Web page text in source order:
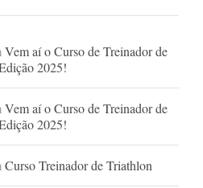
Vem aí o Curso de Treinador de
2025!
Vem aí o Curso de Treinador de
2025!
Curso Treinador de Triathlon